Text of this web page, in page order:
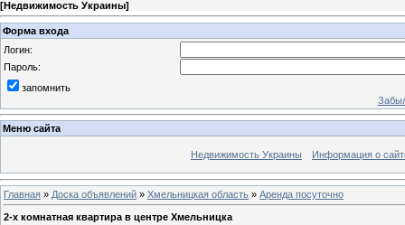
[Недвижимость Украины]
Форма входа
Логин:
Пароль:
запомнить
Меню сайта
Недвижимость Украины Информация о
Главная » Доска объявлений » Хмельницкая область » Аренда посуточно
2-х комнатная квартира в центре Хмельницка